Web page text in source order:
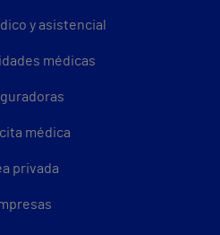
y asistencial
médicas
médica
privada